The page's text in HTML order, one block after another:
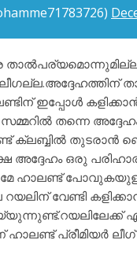
ഇപ്പോൾ
തന്നെ
ക്ലബ്ബിൽ
അദ്ദേഹം ഒരു
ഹാലണ്ട്
വേണ്ടി
പ്രീമിയർ